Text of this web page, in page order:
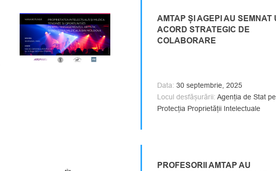
AMTAP ȘI AGEPI AU SEMNAT
ACORD STRATEGIC DE
COLABORARE
Data: 30 septembrie, 2025
Locul desfășurării: Agenția de Stat
Protecția Proprietății Intelectuale
PROFESORII AMTAP AU